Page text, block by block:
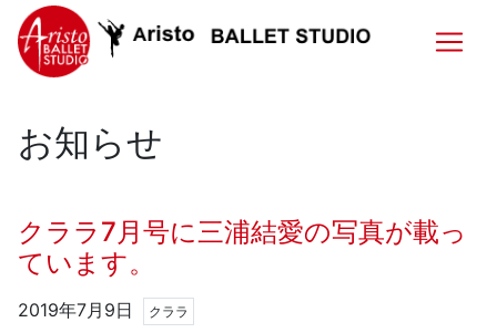
お知らせ
クララ7月号に三浦結愛の写真が載っ
ています。
2019年7月9日 クララ